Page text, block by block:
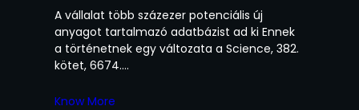
A vállalat több százezer potenciális új
anyagot tartalmazó adatbázist ad ki Ennek
a történetnek egy változata a Science, 382.
kötet, 6674.…
Know More